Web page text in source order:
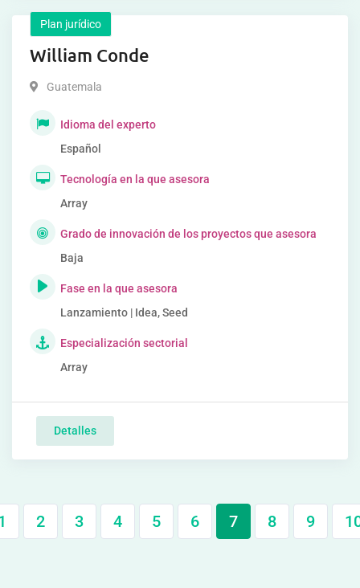
Plan jurídico
William Conde
Guatemala
Idioma del experto
Español
Tecnología en la que asesora
Array
Grado de innovación de los proyectos que asesora
Baja
Fase en la que asesora
Lanzamiento | Idea, Seed
Especialización sectorial
Array
Detalles
2 3 4 5 6 7 8 9